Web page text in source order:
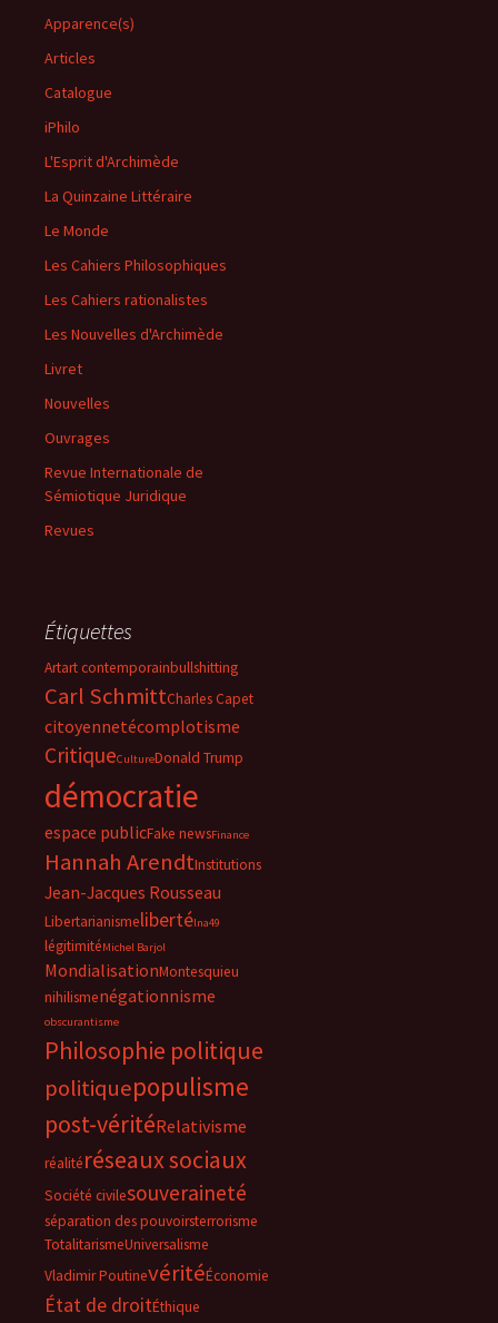
Apparence(s)
Articles
Catalogue
iPhilo
L'Esprit d'Archimède
La Quinzaine Littéraire
Le Monde
Les Cahiers Philosophiques
Les Cahiers rationalistes
Les Nouvelles d'Archimède
Livret
Nouvelles
Ouvrages
Revue Internationale de
Sémiotique Juridique
Revues
Étiquettes
Artart contemporainbullshitting
Carl SchmittCharles Capet
citoyennetécomplotisme
CritiqueCultureDonald Trump
démocratie
espace publicFake newsFinance
Hannah ArendtInstitutions
Jean-Jacques Rousseau
Libertarianismelibertélna49
légitimitéMichel Barjol
MondialisationMontesquieu
nihilismenégationnisme
obscurantisme
Philosophie politique
politiquepopulisme
post-véritéRelativisme
réalitéréseaux sociaux
Société civilesouveraineté
séparation des pouvoirsterrorisme
TotalitarismeUniversalisme
Vladimir PoutinevéritéÉconomie
État de droitÉthique